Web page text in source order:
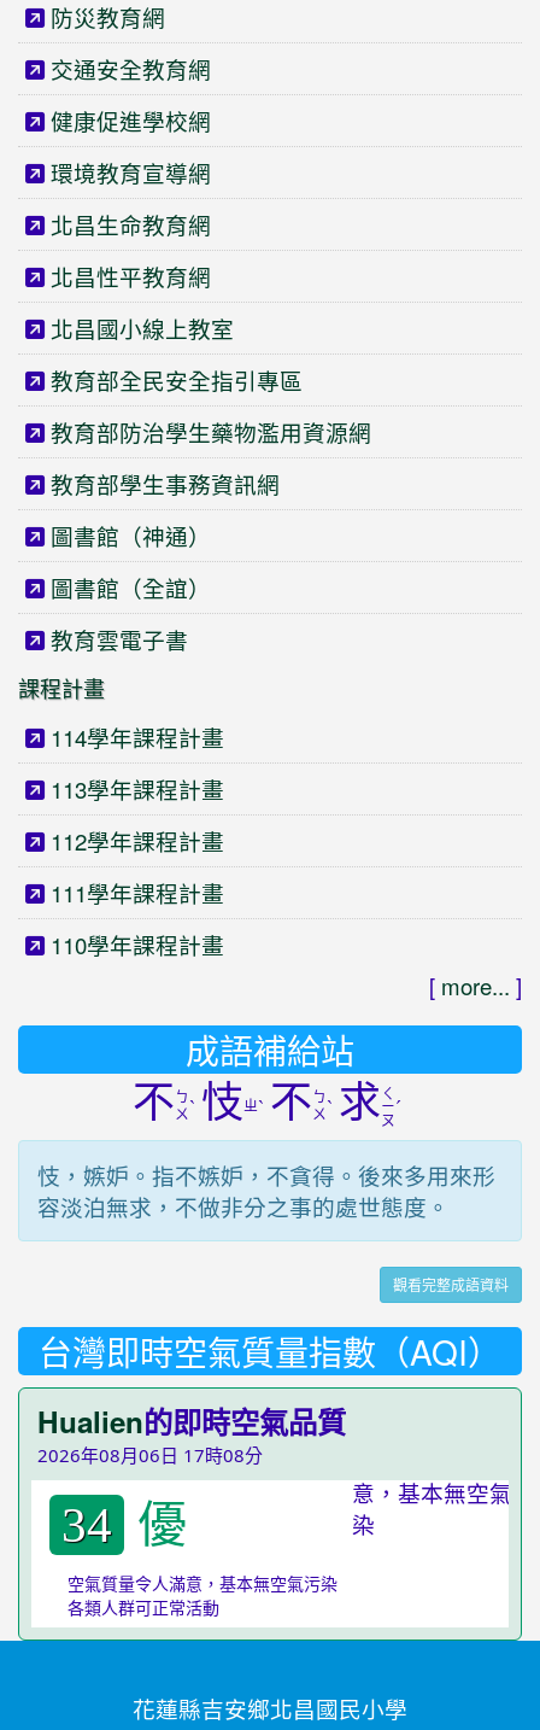
防災教育網
交通安全教育網
健康促進學校網
環境教育宣導網
北昌生命教育網
北昌性平教育網
北昌國小線上教室
教育部全民安全指引專區
教育部防治學生藥物濫用資源網
教育部學生事務資訊網
圖書館（神通）
圖書館（全誼）
教育雲電子書
課程計畫
114學年課程計畫
113學年課程計畫
112學年課程計畫
111學年課程計畫
110學年課程計畫
[ more... ]
成語補給站
不 ㄅ
ㄨˋ 忮ㄓˋ 不 ㄅ
ㄨˋ 求 ㄑ
ㄧ
ㄡ
ˊ
忮，嫉妒。指不嫉妒，不貪得。後來多用來形
容淡泊無求，不做非分之事的處世態度。
觀看完整成語資料
台灣即時空氣質量指數（AQI）
Hualien的即時空氣品質
2026年08月06日 17時08分
34 優
空氣質量令人滿意，基本無空氣污染
各類人群可正常活動
花蓮縣吉安鄉北昌國民小學